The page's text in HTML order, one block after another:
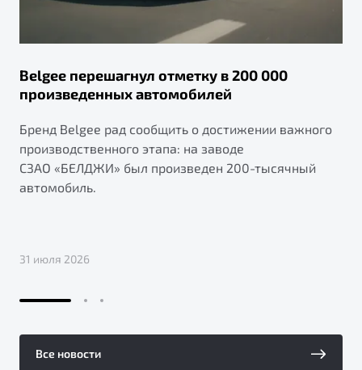
Belgee перешагнул отметку в 200 000
произведенных автомобилей
Бренд Belgee рад сообщить о достижении важного
производственного этапа: на заводе
СЗАО «БЕЛДЖИ» был произведен 200-тысячный
автомобиль.
31 июля 2026
Все новости